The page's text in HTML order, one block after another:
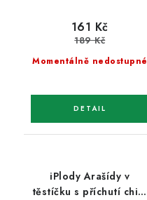
Momentálně nedostupné
161 Kč
189 Kč
iPlody Arašídy v
těstíčku s příchutí chilli